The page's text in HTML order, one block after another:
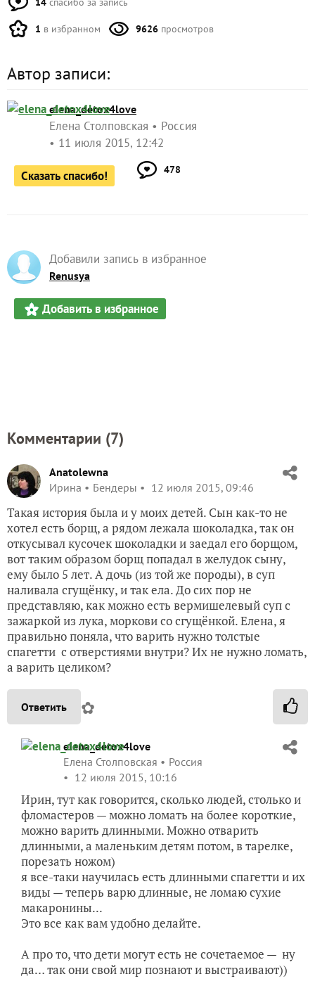
1 в избранном 9626 просмотров
Автор записи:
elena_detox4love
Елена Столповская
Россия
11 июля 2015, 12:42
Сказать спасибо! 478
Добавили запись в избранное
Renusya
Добавить в избранное
Комментарии (7)
Anatolewna
Ирина
Бендеры 12 июля 2015, 09:46
Такая история была и у моих детей. Сын как-то не
хотел есть борщ, а рядом лежала шоколадка, так он
откусывал кусочек шоколадки и заедал его борщом,
вот таким образом борщ попадал в желудок сыну,
ему было 5 лет. А дочь (из той же породы), в суп
наливала сгущёнку, и так ела. До сих пор не
представляю, как можно есть вермишелевый суп с
зажаркой из лука, моркови со сгущёнкой. Елена, я
правильно поняла, что варить нужно толстые
спагетти с отверстиями внутри? Их не нужно ломать,
а варить целиком?
Ответить ✿
elena_detox4love
Елена Столповская
Россия
12 июля 2015, 10:16
Ирин, тут как говорится, сколько людей, столько и
фломастеров — можно ломать на более короткие,
можно варить длинными. Можно отварить
длинными, а маленьким детям потом, в тарелке,
порезать ножом)
я все-таки научилась есть длинными спагетти и их
виды — теперь варю длинные, не ломаю сухие
макаронины...
Это все как вам удобно делайте.
А про то, что дети могут есть не сочетаемое — ну
да… так они свой мир познают и выстраивают))